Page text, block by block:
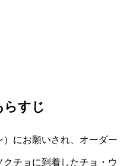
らすじ
にお願いされ、オーダー
チョに到着したチョ・ウ